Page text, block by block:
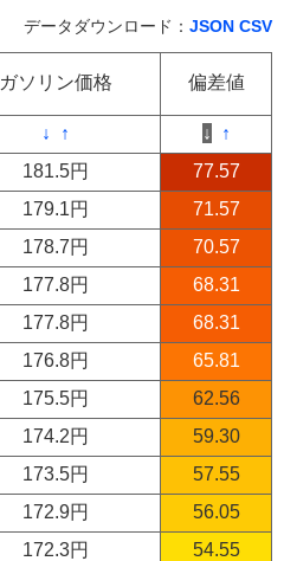
データダウンロード： JSON CSV
ガソリン価格 偏差値
↓ ↑ ↓
↑
181.5円
77.57
179.1円
71.57
178.7円
70.57
177.8円
68.31
177.8円
68.31
176.8円
65.81
175.5円
62.56
174.2円
59.30
173.5円
57.55
172.9円
56.05
172.3円
54.55